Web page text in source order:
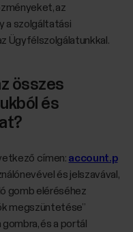
az
a szolgáltatási
Ügyfélszolgálatunkkal.
összes
és
címen: account.p
és jelszavával,
gomb eléréséhez
megszüntetése”
és a portál